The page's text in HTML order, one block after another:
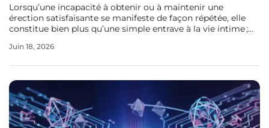
Lorsqu’une incapacité à obtenir ou à maintenir une
érection satisfaisante se manifeste de façon répétée, elle
constitue bien plus qu’une simple entrave à la vie intime ;
trouble, qui touche aujourd’hui une part significative de la
Juin 18, 2026